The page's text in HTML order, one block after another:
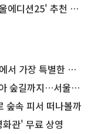
션25' 추천 코스
별한 편의점의 정체
…서울둘레길 15코스
숲속 피서 떠나볼까
관' 무료 상영